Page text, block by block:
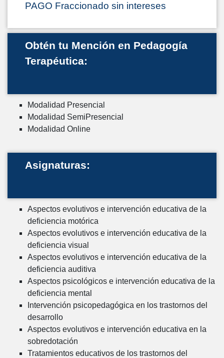
PAGO Fraccionado sin intereses
Obtén tu Mención en Pedagogía
Terapéutica:
Modalidad Presencial
Modalidad SemiPresencial
Modalidad Online
Asignaturas:
Aspectos evolutivos e intervención educativa de la
deficiencia motórica
Aspectos evolutivos e intervención educativa de la
deficiencia visual
Aspectos evolutivos e intervención educativa de la
deficiencia auditiva
Aspectos psicológicos e intervención educativa de la
deficiencia mental
Intervención psicopedagógica en los trastornos del
desarrollo
Aspectos evolutivos e intervención educativa en la
sobredotación
Tratamientos educativos de los trastornos del